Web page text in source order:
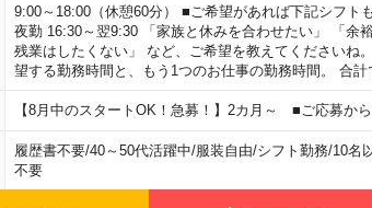
9:00～18:00（休憩60分） ■ご希望があれば下記シフト
夜勤 16:30～翌9:30 「家族と休みを合わせたい」 「余
残業はしたくない」 など、ご希望を教えてください
望する勤務時間と、もう1つのお仕事の勤務時間。 合計
【8月中のスタートOK！急募！】2カ月～ ■ご応募か
履歴書不要/40～50代活躍中/服装自由/シフト勤務/10名
不要